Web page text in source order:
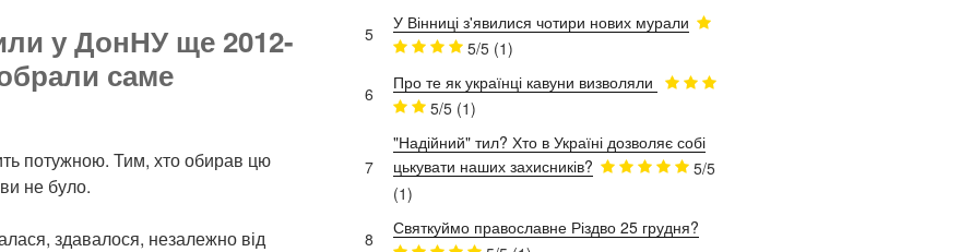
у ДонНУ ще 2012-
саме
потужною. Тим, хто обирав цю
не було.
здавалося, незалежно від
5
У Вінниці з'явилися чотири нових мурали
5/5 (1)
6
Про те як українці кавуни визволяли
5/5 (1)
7
"Надійний" тил? Хто в Україні дозволяє собі
цькувати наших захисників?
5/5
(1)
8
Святкуймо православне Різдво 25 грудня?